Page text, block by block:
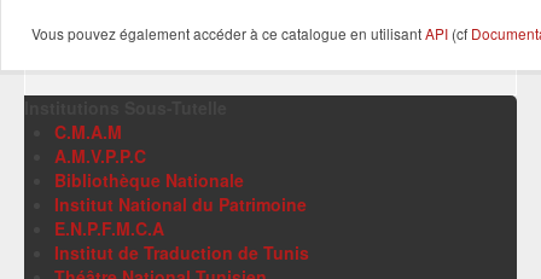
Vous pouvez également accéder à ce catalogue en utilisantAPI (cf
C.M.A.M
A.M.V.P.P.C
Bibliothèque Nationale
Institut National du Patrimoine
E.N.P.F.M.C.A
Institut de Traduction de Tunis